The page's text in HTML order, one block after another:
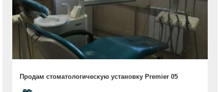
Продам стоматологическую установку Premier 05